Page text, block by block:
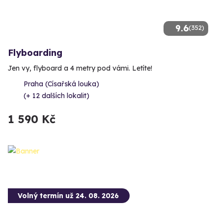
9.6(352)
Flyboarding
Jen vy, flyboard a 4 metry pod vámi. Letíte!
Praha (Císařská louka)
(+ 12 dalších lokalit)
1 590 Kč
Volný termín už 24. 08. 2026